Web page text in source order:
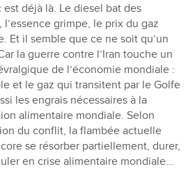
est déjà là. Le diesel bat des
l’essence grimpe, le prix du gaz
Et il semble que ce ne soit qu’un
la guerre contre l’Iran touche un
de l’économie mondiale :
et le gaz qui transitent par le Golfe
les engrais nécessaires à la
alimentaire mondiale. Selon
du conflit, la flambée actuelle
se résorber partiellement, durer,
en crise alimentaire mondiale...